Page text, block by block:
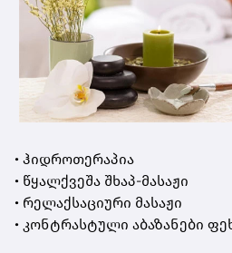
• ჰიდროთერაპია
• წყალქვეშა შხაპ-მასაჟი
• რელაქსაციური მასაჟი
• კონტრასტული აბაზანები